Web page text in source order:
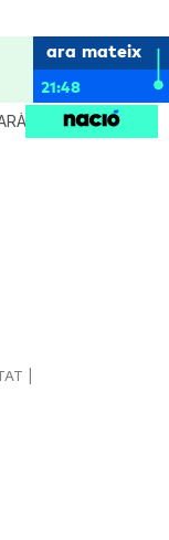
ara mateix
21:48
CRIANÇA